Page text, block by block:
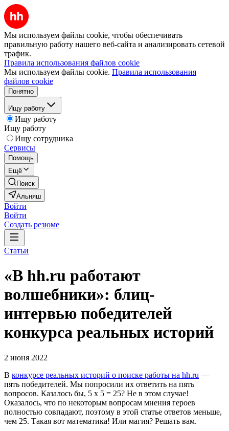
Мы используем файлы cookie, чтобы обеспечивать
правильную работу нашего веб-сайта и анализировать сетевой
трафик.
Правила использования файлов cookie
Мы используем файлы cookie. Правила использования
файлов cookie
Понятно
Ищу работу
Ищу работу
Ищу работу
Ищу сотрудника
Сервисы
Помощь
Ещё
Поиск
Альняш
Войти
Войти
Создать резюме
Статьи
«В hh.ru работают
волшебники»: блиц-
интервью победителей
конкурса реальных историй
2 июня 2022
В конкурсе реальных историй о поиске работы на hh.ru —
пять победителей. Мы попросили их ответить на пять
вопросов. Казалось бы, 5 х 5 = 25? Не в этом случае!
Оказалось, что по некоторым вопросам мнения героев
полностью совпадают, поэтому в этой статье ответов меньше,
чем 25. Такая вот математика! Или магия? Решать вам.